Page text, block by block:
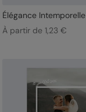
Élégance Intemporelle
À partir de 1,23 €